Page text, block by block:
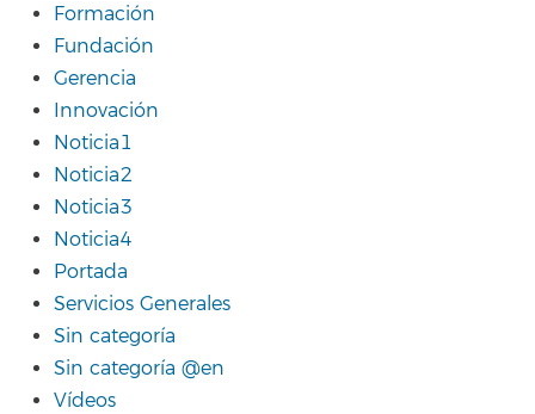
Formación
Fundación
Gerencia
Innovación
Noticia1
Noticia2
Noticia3
Noticia4
Portada
Servicios Generales
Sin categoría
Sin categoría @en
Vídeos